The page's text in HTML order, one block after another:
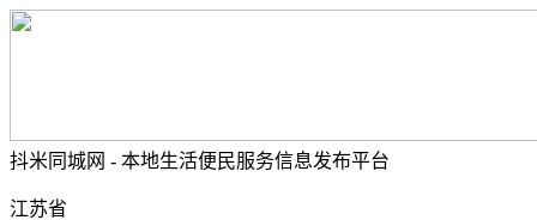
抖米同城网 - 本地生活便民服务信息发布平台
江苏省